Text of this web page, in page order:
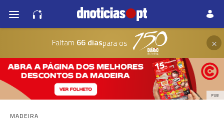
Faltam 66 diaspara os ×
PUB
MADEIRA